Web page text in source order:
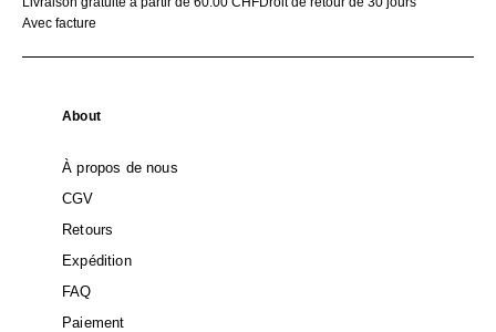
Avec facture
About
À propos de nous
CGV
Retours
Expédition
FAQ
Paiement